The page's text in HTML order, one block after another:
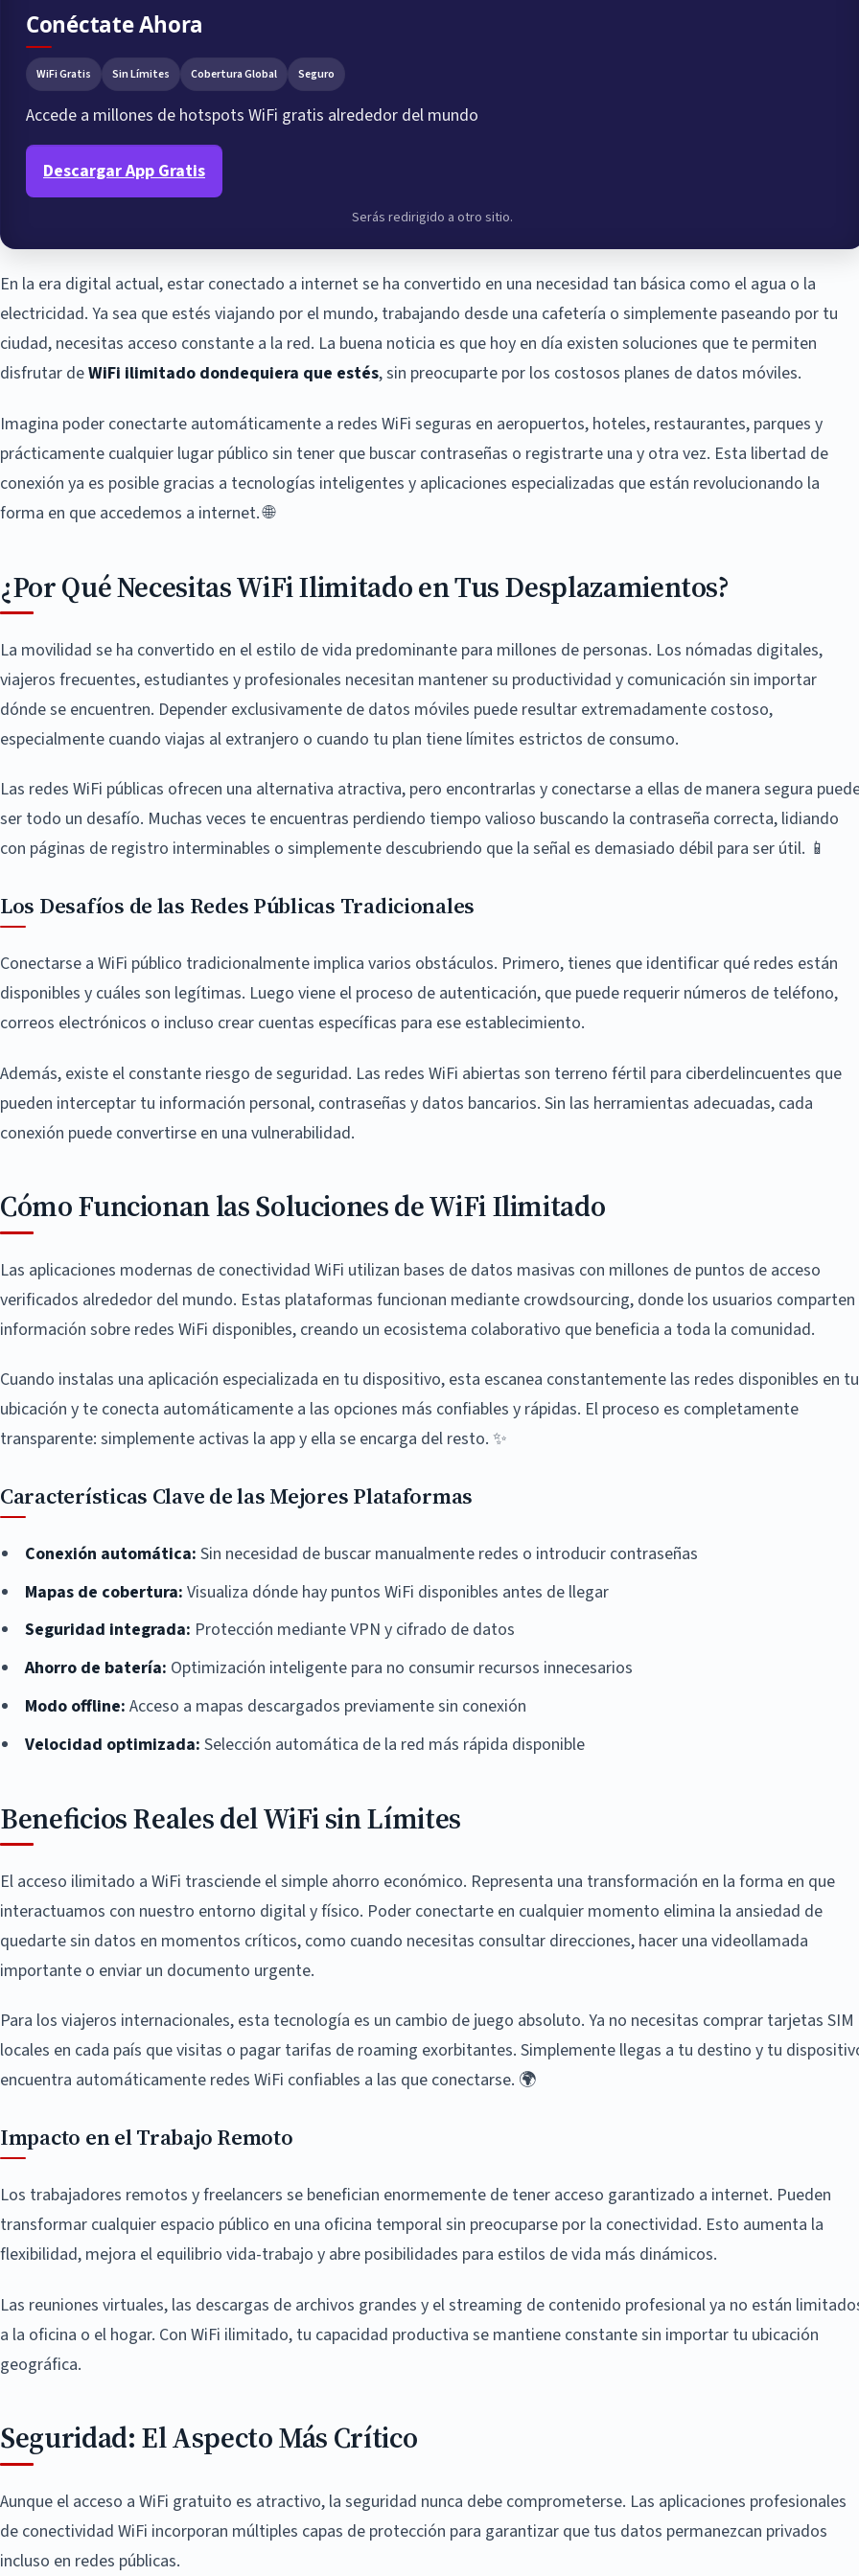
Conéctate Ahora
WiFi Gratis Sin Límites Cobertura Global Seguro
Accede a millones de hotspots WiFi gratis alrededor del mundo
Descargar App Gratis
Serás redirigido a otro sitio.
En la era digital actual, estar conectado a internet se ha convertido en una necesidad tan básica como el agua o la
electricidad. Ya sea que estés viajando por el mundo, trabajando desde una cafetería o simplemente paseando por tu
ciudad, necesitas acceso constante a la red. La buena noticia es que hoy en día existen soluciones que te permiten
disfrutar deWiFi ilimitado dondequiera que estés, sin preocuparte por los costosos planes de datos móviles.
Imagina poder conectarte automáticamente a redes WiFi seguras en aeropuertos, hoteles, restaurantes, parques y
prácticamente cualquier lugar público sin tener que buscar contraseñas o registrarte una y otra vez. Esta libertad de
conexión ya es posible gracias a tecnologías inteligentes y aplicaciones especializadas que están revolucionando la
forma en que accedemos a internet. 🌐
¿Por Qué Necesitas WiFi Ilimitado en Tus Desplazamientos?
La movilidad se ha convertido en el estilo de vida predominante para millones de personas. Los nómadas digitales,
viajeros frecuentes, estudiantes y profesionales necesitan mantener su productividad y comunicación sin importar
dónde se encuentren. Depender exclusivamente de datos móviles puede resultar extremadamente costoso,
especialmente cuando viajas al extranjero o cuando tu plan tiene límites estrictos de consumo.
Las redes WiFi públicas ofrecen una alternativa atractiva, pero encontrarlas y conectarse a ellas de manera segura
ser todo un desafío. Muchas veces te encuentras perdiendo tiempo valioso buscando la contraseña correcta, lidiando
con páginas de registro interminables o simplemente descubriendo que la señal es demasiado débil para ser útil. 📱
Los Desafíos de las Redes Públicas Tradicionales
Conectarse a WiFi público tradicionalmente implica varios obstáculos. Primero, tienes que identificar qué redes están
disponibles y cuáles son legítimas. Luego viene el proceso de autenticación, que puede requerir números de teléfono,
correos electrónicos o incluso crear cuentas específicas para ese establecimiento.
Además, existe el constante riesgo de seguridad. Las redes WiFi abiertas son terreno fértil para ciberdelincuentes que
pueden interceptar tu información personal, contraseñas y datos bancarios. Sin las herramientas adecuadas, cada
conexión puede convertirse en una vulnerabilidad.
Cómo Funcionan las Soluciones de WiFi Ilimitado
Las aplicaciones modernas de conectividad WiFi utilizan bases de datos masivas con millones de puntos de acceso
verificados alrededor del mundo. Estas plataformas funcionan mediante crowdsourcing, donde los usuarios comparten
información sobre redes WiFi disponibles, creando un ecosistema colaborativo que beneficia a toda la comunidad.
Cuando instalas una aplicación especializada en tu dispositivo, esta escanea constantemente las redes disponibles en tu
ubicación y te conecta automáticamente a las opciones más confiables y rápidas. El proceso es completamente
transparente: simplemente activas la app y ella se encarga del resto. ✨
Características Clave de las Mejores Plataformas
Conexión automática: Sin necesidad de buscar manualmente redes o introducir contraseñas
Mapas de cobertura: Visualiza dónde hay puntos WiFi disponibles antes de llegar
Seguridad integrada: Protección mediante VPN y cifrado de datos
Ahorro de batería: Optimización inteligente para no consumir recursos innecesarios
Modo offline: Acceso a mapas descargados previamente sin conexión
Velocidad optimizada: Selección automática de la red más rápida disponible
Beneficios Reales del WiFi sin Límites
El acceso ilimitado a WiFi trasciende el simple ahorro económico. Representa una transformación en la forma en que
interactuamos con nuestro entorno digital y físico. Poder conectarte en cualquier momento elimina la ansiedad de
quedarte sin datos en momentos críticos, como cuando necesitas consultar direcciones, hacer una videollamada
importante o enviar un documento urgente.
Para los viajeros internacionales, esta tecnología es un cambio de juego absoluto. Ya no necesitas comprar tarjetas SIM
locales en cada país que visitas o pagar tarifas de roaming exorbitantes. Simplemente llegas a tu destino y tu
encuentra automáticamente redes WiFi confiables a las que conectarse. 🌍
Impacto en el Trabajo Remoto
Los trabajadores remotos y freelancers se benefician enormemente de tener acceso garantizado a internet. Pueden
transformar cualquier espacio público en una oficina temporal sin preocuparse por la conectividad. Esto aumenta la
flexibilidad, mejora el equilibrio vida-trabajo y abre posibilidades para estilos de vida más dinámicos.
Las reuniones virtuales, las descargas de archivos grandes y el streaming de contenido profesional ya no están
a la oficina o el hogar. Con WiFi ilimitado, tu capacidad productiva se mantiene constante sin importar tu ubicación
geográfica.
Seguridad: El Aspecto Más Crítico
Aunque el acceso a WiFi gratuito es atractivo, la seguridad nunca debe comprometerse. Las aplicaciones profesionales
de conectividad WiFi incorporan múltiples capas de protección para garantizar que tus datos permanezcan privados
incluso en redes públicas.